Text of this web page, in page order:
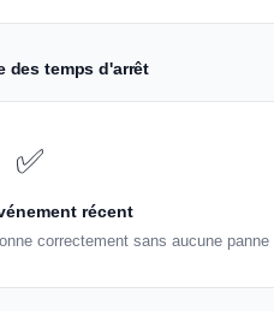
des temps d'arrêt
✅
récent
correctement sans aucune panne